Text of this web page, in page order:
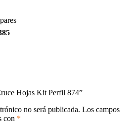
Hojas Kit Perfil 874”
no será publicada. Los campos
con *